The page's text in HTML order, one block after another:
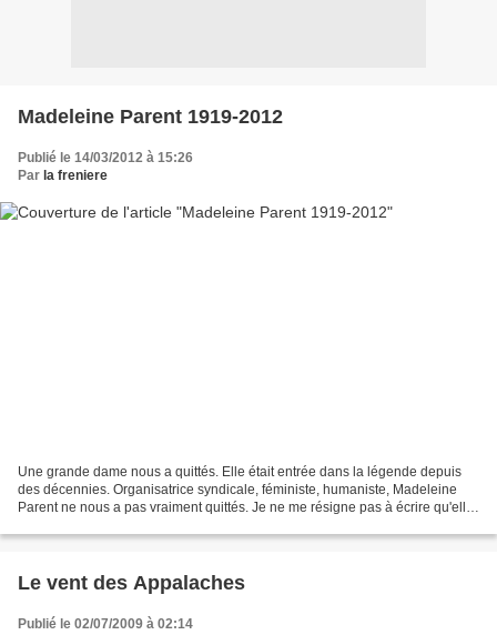
Madeleine Parent 1919-2012
Publié le 14/03/2012 à 15:26
Par la freniere
Une grande dame nous a quittés. Elle était entrée dans la légende depuis
des décennies. Organisatrice syndicale, féministe, humaniste, Madeleine
Parent ne nous a pas vraiment quittés. Je ne me résigne pas à écrire qu'elle
Le vent des Appalaches
Publié le 02/07/2009 à 02:14